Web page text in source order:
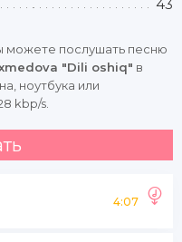
43
можете послушать песню
"Dili oshiq" в
ноутбука или
kbp/s.
4:07